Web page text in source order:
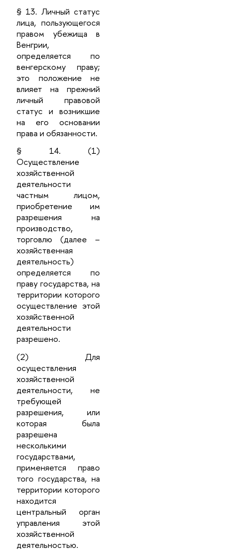
§ 13. Личный статус
лица, пользующегося
правом убежища в
Венгрии,
определяется по
венгерскому праву;
это положение не
влияет на прежний
личный правовой
статус и возникшие
на его основании
права и обязанности.
§ 14. (1)
Осуществление
хозяйственной
деятельности
частным лицом,
приобретение им
разрешения на
производство,
торговлю (далее –
хозяйственная
деятельность)
определяется по
праву государства, на
территории которого
осуществление этой
хозяйственной
деятельности
разрешено.
(2) Для
осуществления
хозяйственной
деятельности, не
требующей
разрешения, или
которая была
разрешена
несколькими
государствами,
применяется право
того государства, на
территории которого
находится
центральный орган
управления этой
хозяйственной
деятельностью.